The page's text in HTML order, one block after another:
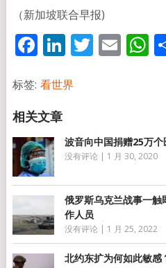
（新加坡联合早报)
Facebook
LinkedIn
标签: 看世界
波音向中国捐赠25万
没有评论 | 1 月 30, 2020
俄罗斯乌克兰战事一
作人员
没有评论 | 1 月 25, 2022
北约东扩为何如此敏感